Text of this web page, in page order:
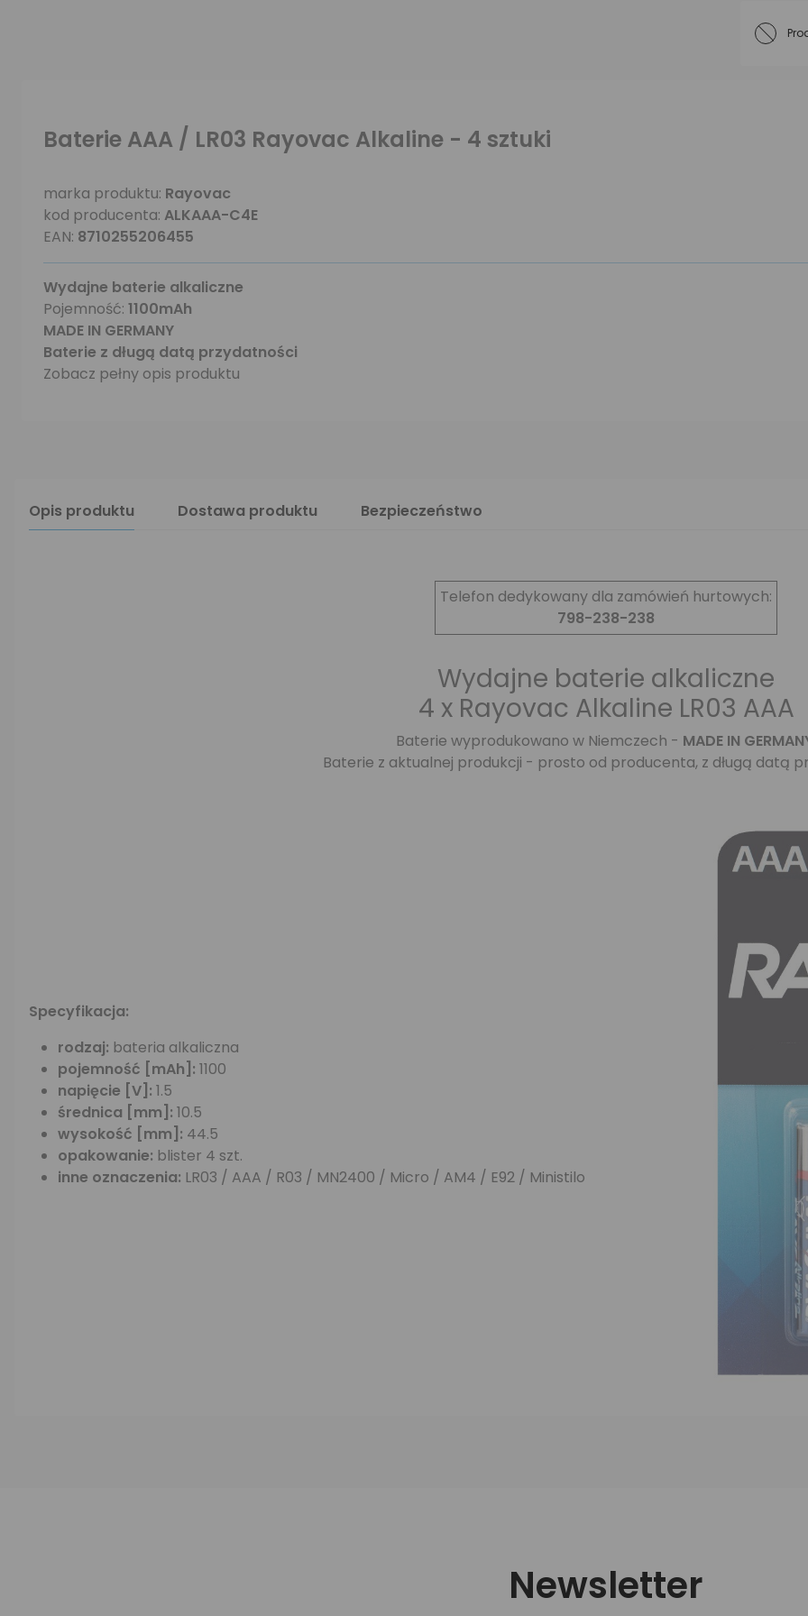
Baterie AAA / LR03 Rayovac Alkaline - 4 sztuki
marka produktu: Rayovac
kod producenta: ALKAAA-C4E
EAN: 8710255206455
Wydajne baterie alkaliczne
Pojemność: 1100mAh
MADE IN GERMANY
Baterie z długą datą przydatności
Zobacz pełny opis produktu
Opis produktu Dostawa produktu Bezpieczeństwo
Telefon dedykowany dla zamówień hurtowych:
798-238-238
Wydajne baterie alkaliczne
4 x Rayovac Alkaline LR03 AAA
Baterie wyprodukowano w Niemczech - MADE IN
Baterie z aktualnej produkcji - prosto od producenta, z długą datą
Specyfikacja:
rodzaj: bateria alkaliczna
pojemność [mAh]: 1100
napięcie [V]: 1.5
średnica [mm]: 10.5
wysokość [mm]: 44.5
opakowanie: blister 4 szt.
inne oznaczenia: LR03 / AAA / R03 / MN2400 / Micro / AM4 / E92 / Ministilo
Newsletter